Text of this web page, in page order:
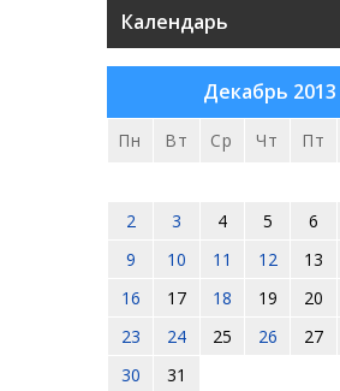
Календарь
Декабрь 2013
Пн Вт Ср Чт Пт
2
3 4 5 6
9
10 11 12 13
16
17 18 19 20
23
24 25 26 27
30
31